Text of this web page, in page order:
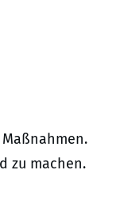
zu machen.